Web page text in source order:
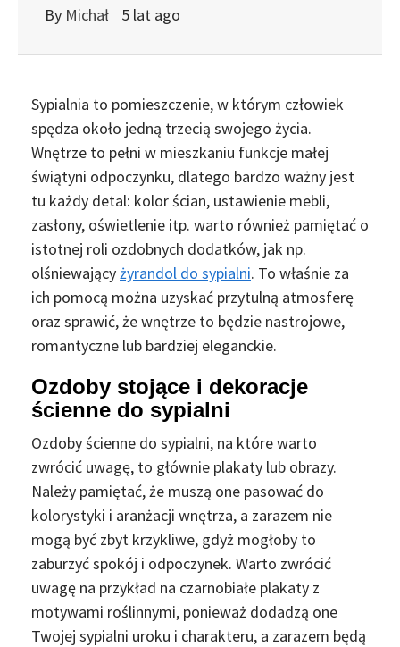
By Michał 5 lat ago
Sypialnia to pomieszczenie, w którym człowiek
spędza około jedną trzecią swojego życia.
Wnętrze to pełni w mieszkaniu funkcje małej
świątyni odpoczynku, dlatego bardzo ważny jest
tu każdy detal: kolor ścian, ustawienie mebli,
zasłony, oświetlenie itp. warto również pamiętać o
istotnej roli ozdobnych dodatków, jak np.
olśniewającyżyrandol do sypialni. To właśnie za
ich pomocą można uzyskać przytulną atmosferę
oraz sprawić, że wnętrze to będzie nastrojowe,
romantyczne lub bardziej eleganckie.
Ozdoby stojące i dekoracje
ścienne do sypialni
Ozdoby ścienne do sypialni, na które warto
zwrócić uwagę, to głównie plakaty lub obrazy.
Należy pamiętać, że muszą one pasować do
kolorystyki i aranżacji wnętrza, a zarazem nie
mogą być zbyt krzykliwe, gdyż mogłoby to
zaburzyć spokój i odpoczynek. Warto zwrócić
uwagę na przykład na czarnobiałe plakaty z
motywami roślinnymi, ponieważ dodadzą one
Twojej sypialni uroku i charakteru, a zarazem będą